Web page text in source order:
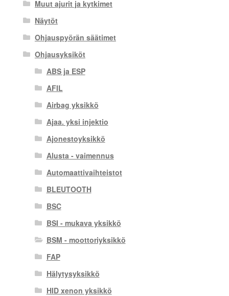
Muut ajurit ja kytkimet
Näytöt
Ohjauspyörän säätimet
Ohjausyksiköt
ABS ja ESP
AFIL
Airbag yksikkö
Ajaa. yksi injektio
Ajonestoyksikkö
Alusta - vaimennus
Automaattivaihteistot
BLEUTOOTH
BSC
BSI - mukava yksikkö
BSM - moottoriyksikkö
FAP
Hälytysyksikkö
HID xenon yksikkö